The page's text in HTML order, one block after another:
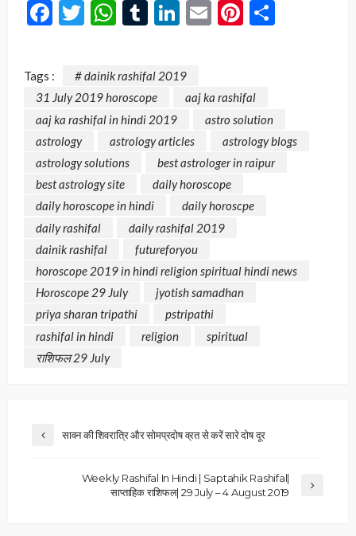
Facebook
Twitter
WhatsApp
Tumblr
LinkedIn
EmailPinterest
Tags :
# dainik rashifal 2019
31 July 2019 horoscope
aaj ka rashifal
aaj ka rashifal in hindi 2019
astro solution
astrology
astrology articles
astrology blogs
astrology solutions
best astrologer in raipur
best astrology site
daily horoscope
daily horoscope in hindi
daily horoscpe
daily rashifal
daily rashifal 2019
dainik rashifal
futureforyou
horoscope 2019 in hindi religion spiritual hindi news
Horoscope 29 July
jyotish samadhan
priya sharan tripathi
pstripathi
rashifal in hindi
religion
spiritual
राशिफल 29 July
सावन की शिवरात्रि और सोमप्रदोष व्रत से करें सारे दोष दूर
Weekly Rashifal In Hindi | Saptahik Rashifal|
साप्ताहिक राशिफल| 29 July – 4 August 2019